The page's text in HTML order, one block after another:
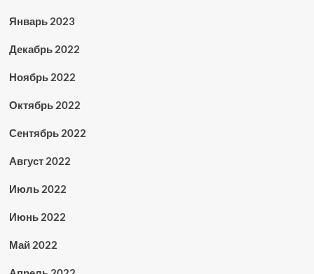
Январь 2023
Декабрь 2022
Ноябрь 2022
Октябрь 2022
Сентябрь 2022
Август 2022
Июль 2022
Июнь 2022
Май 2022